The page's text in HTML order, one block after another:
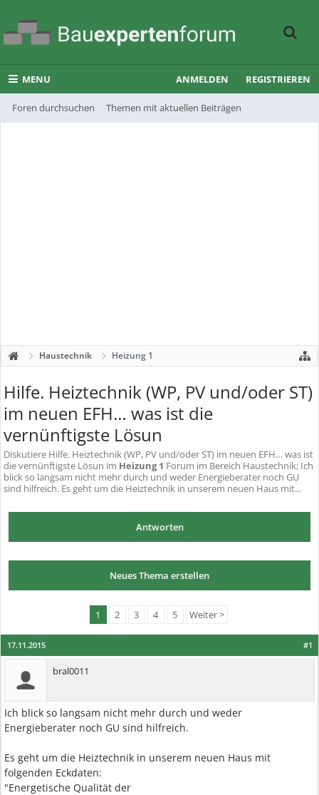
MENU
Foren durchsuchen Themen mit aktuellen Beiträgen
ANMELDEN REGISTRIEREN
Haustechnik Heizung 1
Hilfe. Heiztechnik (WP, PV und/oder ST)
im neuen EFH… was ist die
vernünftigste Lösun
Diskutiere Hilfe. Heiztechnik (WP, PV und/oder ST) im neuen EFH… was ist
die vernünftigste Lösun im Heizung 1 Forum im Bereich Haustechnik; Ich
blick so langsam nicht mehr durch und weder Energieberater noch GU
sind hilfreich. Es geht um die Heiztechnik in unserem neuen Haus mit...
Antworten
Neues Thema erstellen
1 2 3 4 5 Weiter >
#1
17.11.2015
bral0011
Ich blick so langsam nicht mehr durch und weder
Energieberater noch GU sind hilfreich.
Es geht um die Heiztechnik in unserem neuen Haus mit
folgenden Eckdaten:
"Energetische Qualität der